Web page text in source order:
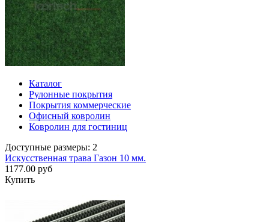
Каталог
Рулонные покрытия
Покрытия коммерческие
Офисный ковролин
Ковролин для гостиниц
Доступные размеры: 2
Искусственная трава Газон 10 мм.
1177.00 руб
Купить